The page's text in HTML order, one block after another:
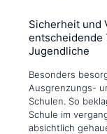
Sicherheit und
entscheidende
Jugendliche
Besonders
Ausgrenzungs-
Schulen. So
Schule im
absichtlich